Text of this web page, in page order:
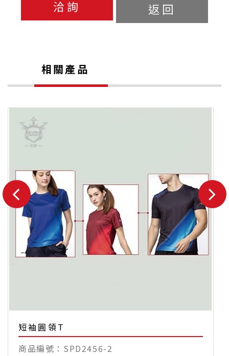
洽詢 返回
相關產品
短袖圓領T
SPD2456-2